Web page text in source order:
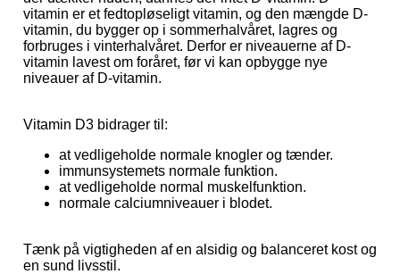
vitamin er et fedtopløseligt vitamin, og den mængde D-
vitamin, du bygger op i sommerhalvåret, lagres og
forbruges i vinterhalvåret. Derfor er niveauerne af D-
vitamin lavest om foråret, før vi kan opbygge nye
niveauer af D-vitamin.
Vitamin D3 bidrager til:
at vedligeholde normale knogler og tænder.
immunsystemets normale funktion.
at vedligeholde normal muskelfunktion.
normale calciumniveauer i blodet.
Tænk på vigtigheden af en alsidig og balanceret kost og
en sund livsstil.